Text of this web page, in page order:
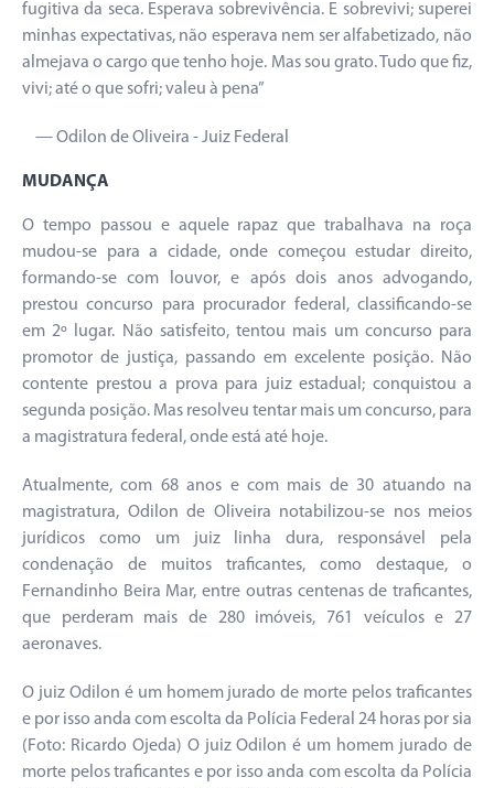
fugitiva da seca. Esperava sobrevivência. E sobrevivi; superei
minhas expectativas, não esperava nem ser alfabetizado, não
almejava o cargo que tenho hoje. Mas sou grato. Tudo que fiz,
vivi; até o que sofri; valeu à pena”
— Odilon de Oliveira - Juiz Federal
MUDANÇA
O tempo passou e aquele rapaz que trabalhava na roça
mudou-se para a cidade, onde começou estudar direito,
formando-se com louvor, e após dois anos advogando,
prestou concurso para procurador federal, classificando-se
em 2º lugar. Não satisfeito, tentou mais um concurso para
promotor de justiça, passando em excelente posição. Não
contente prestou a prova para juiz estadual; conquistou a
segunda posição. Mas resolveu tentar mais um concurso, para
a magistratura federal, onde está até hoje.
Atualmente, com 68 anos e com mais de 30 atuando na
magistratura, Odilon de Oliveira notabilizou-se nos meios
jurídicos como um juiz linha dura, responsável pela
condenação de muitos traficantes, como destaque, o
Fernandinho Beira Mar, entre outras centenas de traficantes,
que perderam mais de 280 imóveis, 761 veículos e 27
aeronaves.
O juiz Odilon é um homem jurado de morte pelos traficantes
e por isso anda com escolta da Polícia Federal 24 horas por sia
(Foto: Ricardo Ojeda) O juiz Odilon é um homem jurado de
morte pelos traficantes e por isso anda com escolta da Polícia